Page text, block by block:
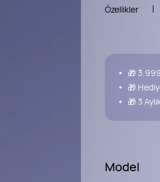
Özellikler
🎁
🎁
🎁 3
Model